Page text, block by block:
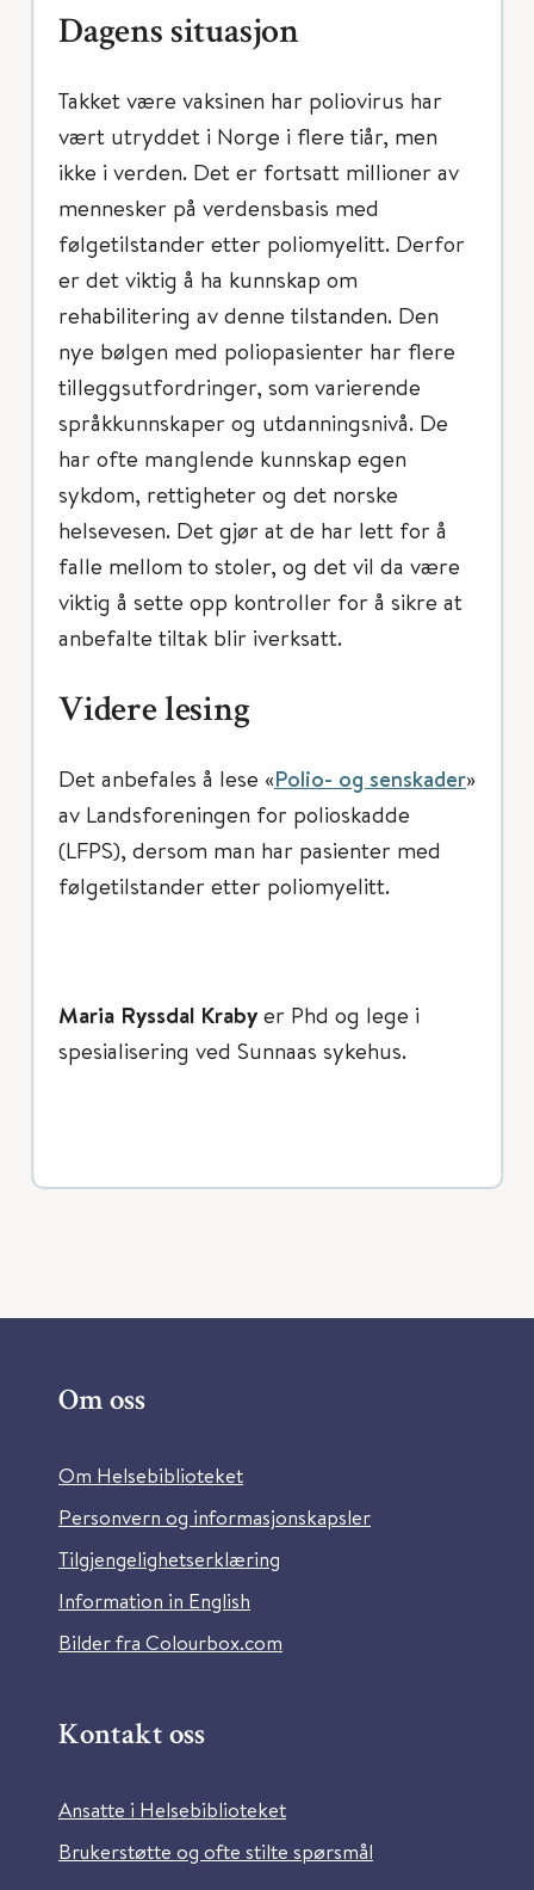
Dagens situasjon
Takket være vaksinen har poliovirus har
vært utryddet i Norge i flere tiår, men
ikke i verden. Det er fortsatt millioner av
mennesker på verdensbasis med
følgetilstander etter poliomyelitt. Derfor
er det viktig å ha kunnskap om
rehabilitering av denne tilstanden. Den
nye bølgen med poliopasienter har flere
tilleggsutfordringer, som varierende
språkkunnskaper og utdanningsnivå. De
har ofte manglende kunnskap egen
sykdom, rettigheter og det norske
helsevesen. Det gjør at de har lett for å
falle mellom to stoler, og det vil da være
viktig å sette opp kontroller for å sikre at
anbefalte tiltak blir iverksatt.
Videre lesing
Det anbefales å lese «Polio- og senskader»
av Landsforeningen for polioskadde
(LFPS), dersom man har pasienter med
følgetilstander etter poliomyelitt.
Maria Ryssdal Kraby er Phd og lege i
spesialisering ved Sunnaas sykehus.
Om oss
Om Helsebiblioteket
Personvern og informasjonskapsler
Tilgjengelighetserklæring
Information in English
Bilder fra Colourbox.com
Kontakt oss
Ansatte i Helsebiblioteket
Brukerstøtte og ofte stilte spørsmål